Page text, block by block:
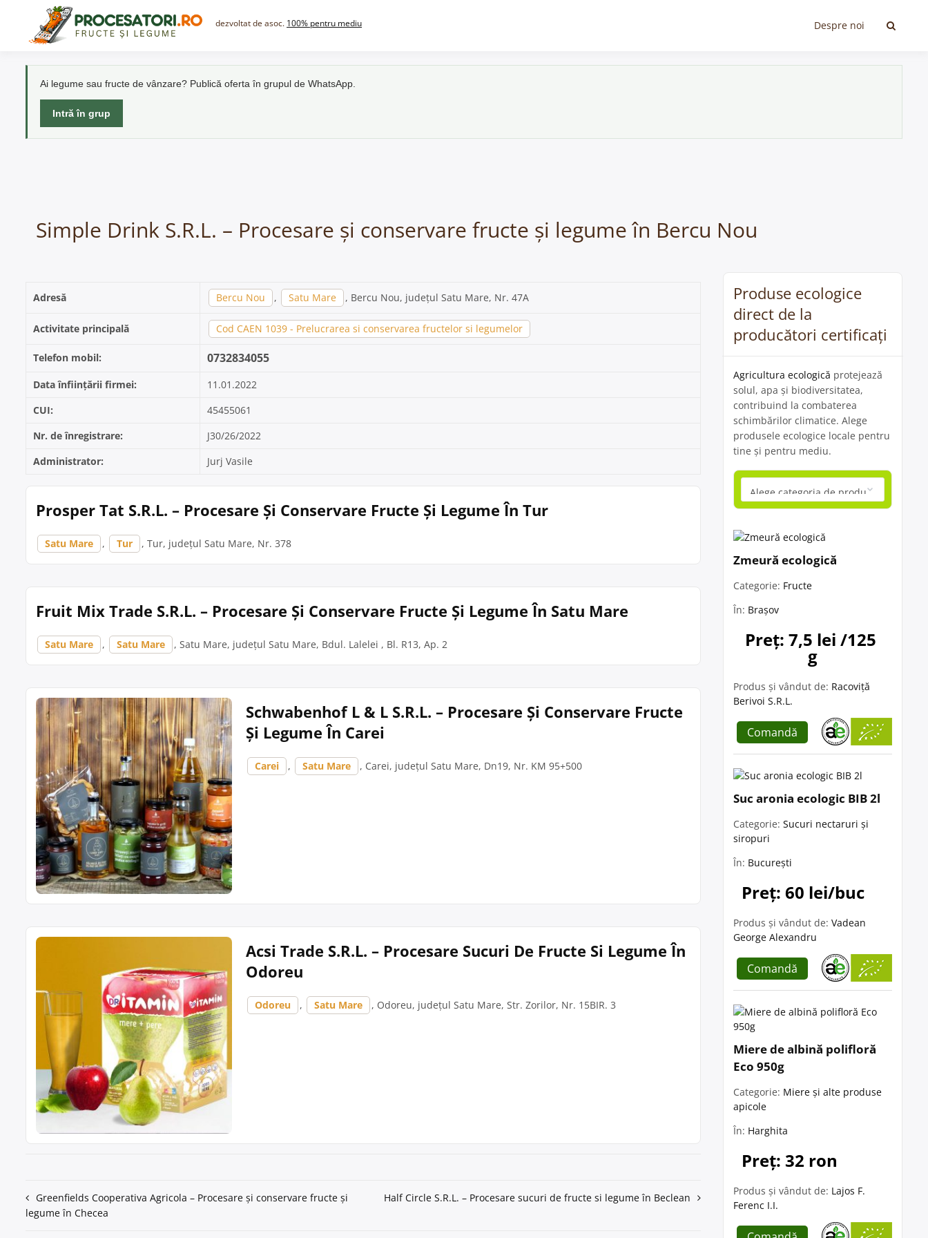
content
dezvoltat de asoc. 100% pentru mediu Despre noi
Ai legume sau fructe de vânzare? Publică oferta în grupul de WhatsApp.
Intră în grup
Simple Drink S.R.L. – Procesare și conservare fructe și legume în Bercu Nou
Adresă Bercu Nou , Satu Mare , Bercu Nou, județul Satu Mare, Nr. 47A
Activitate principală Cod CAEN 1039 - Prelucrarea si conservarea fructelor si legumelor
Telefon mobil: 0732834055
Data înființării firmei:
11.01.2022
CUI:
45455061
Nr. de înregistrare:
J30/26/2022
Administrator:
Jurj Vasile
Prosper Tat S.R.L. – Procesare Și Conservare Fructe Și Legume În Tur
Satu Mare , Tur , Tur, județul Satu Mare, Nr. 378
Fruit Mix Trade S.R.L. – Procesare Și Conservare Fructe Și Legume În Satu Mare
Satu Mare , Satu Mare , Satu Mare, județul Satu Mare, Bdul. Lalelei , Bl. R13, Ap. 2
Schwabenhof L & L S.R.L. – Procesare Și Conservare Fructe
Și Legume În Carei
Carei , Satu Mare , Carei, județul Satu Mare, Dn19, Nr. KM 95+500
Acsi Trade S.R.L. – Procesare Sucuri De Fructe Si Legume În
Odoreu
Odoreu , Satu Mare , Odoreu, județul Satu Mare, Str. Zorilor, Nr. 15BIR. 3
Navigare
în
Greenfields Cooperativa Agricola – Procesare și conservare fructe și
legume în Checea
Half Circle S.R.L. – Procesare sucuri de fructe si legume în Beclean
Produse ecologice
direct de la
producători certificați
Agricultura ecologică protejează
solul, apa și biodiversitatea,
contribuind la combaterea
schimbărilor climatice. Alege
produsele ecologice locale pentru
tine și pentru mediu.
Zmeură ecologică
Categorie: Fructe
În: Brașov
Preț: 7,5 lei /125
g
Produs și vândut de: Racoviță
Berivoi S.R.L.
Comandă
Suc aronia ecologic BIB 2l
Categorie: Sucuri nectaruri și
siropuri
În: București
Preț: 60 lei/buc
Produs și vândut de: Vadean
George Alexandru
Comandă
Miere de albină polifloră
Eco 950g
Categorie: Miere și alte produse
apicole
În: Harghita
Preț: 32 ron
Produs și vândut de: Lajos F.
Ferenc I.I.